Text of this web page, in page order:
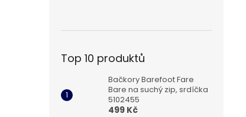
Top 10 produktů
Bačkory Barefoot Fare
Bare na suchý zip, srdíčka
5102455
499 Kč